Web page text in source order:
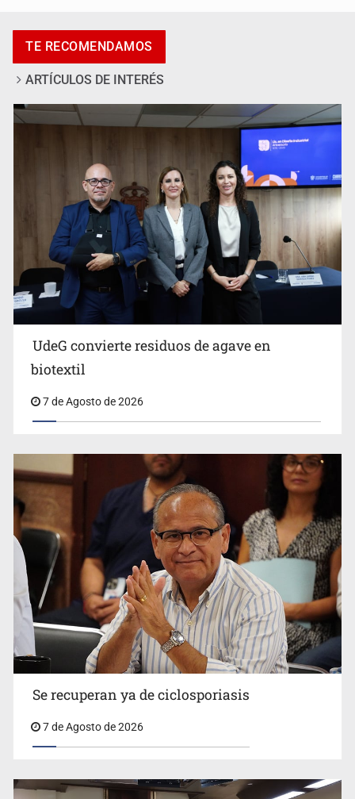
Al archivo la mitad de quejas contra el Siapa
Ya hay solicitud de audiencia de imputación en caso Eli
Castro
Vecinos acusan retiro de árboles; Ijalvi niega tala
UdeG convierte residuos de agave en biotextil
TE RECOMENDAMOS
ARTÍCULOS DE INTERÉS
UdeG convierte residuos de agave en
biotextil
7 de Agosto de 2026
Se recuperan ya de ciclosporiasis
7 de Agosto de 2026